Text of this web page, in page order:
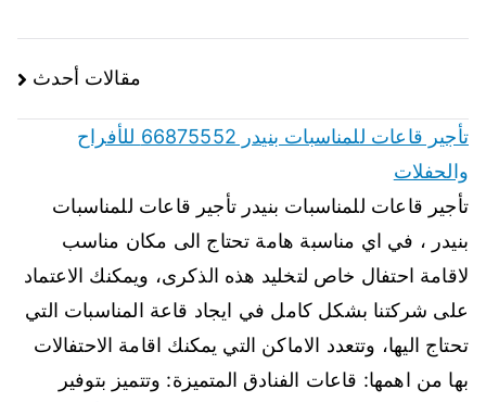
مقالات أحدث
تأجير قاعات للمناسبات بنيدر 66875552 للأفراح
والحفلات
تأجير قاعات للمناسبات بنيدر تأجير قاعات للمناسبات
بنيدر ، في اي مناسبة هامة تحتاج الى مكان مناسب
لاقامة احتفال خاص لتخليد هذه الذكرى، ويمكنك الاعتماد
على شركتنا بشكل كامل في ايجاد قاعة المناسبات التي
تحتاج اليها، وتتعدد الاماكن التي يمكنك اقامة الاحتفالات
بها من اهمها: قاعات الفنادق المتميزة: وتتميز بتوفير